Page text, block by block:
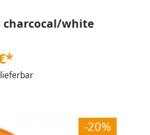
charcocal/white
-20%